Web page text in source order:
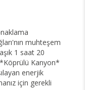
muhteşem
1 saat 20
Kanyon*
enerjik
için gerekli